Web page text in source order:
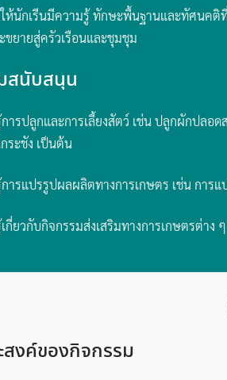
ให้นักเรีนมีความรู้ ทักษะพื้นฐานและทัศนคติ
ขยายสู่ครัวเรือนและชุมชุม
สนับสนุน
ารปลูกและการเลี้ยงสัตว์ เช่น ปลูกผักปลอ
ระชัง เป็นต้น
ารแปรรูปผลผลิตทางการเกษตร เช่น การ
กี่ยวกับกิจกรรมส่งเสริมทางการเกษตรต่า
สงค์ของกิจกรรม